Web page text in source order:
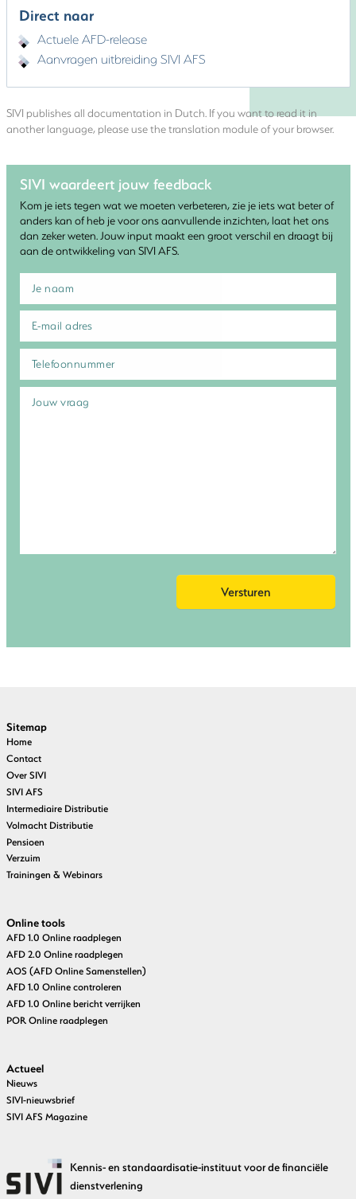
Direct naar
Actuele AFD-release
Aanvragen uitbreiding SIVI AFS
SIVI publishes all documentation in Dutch. If you want to read it in
another language, please use the translation module of your browser.
SIVI waardeert jouw feedback
Kom je iets tegen wat we moeten verbeteren, zie je iets wat beter of
anders kan of heb je voor ons aanvullende inzichten, laat het ons
dan zeker weten. Jouw input maakt een groot verschil en draagt bij
aan de ontwikkeling van SIVI AFS.
Sitemap
Home
Contact
Over SIVI
SIVI AFS
Intermediaire Distributie
Volmacht Distributie
Pensioen
Verzuim
Trainingen & Webinars
Online tools
AFD 1.0 Online raadplegen
AFD 2.0 Online raadplegen
AOS (AFD Online Samenstellen)
AFD 1.0 Online controleren
AFD 1.0 Online bericht verrijken
POR Online raadplegen
Actueel
Nieuws
SIVI-nieuwsbrief
SIVI AFS Magazine
Kennis- en standaardisatie-instituut voor de financiële
dienstverlening